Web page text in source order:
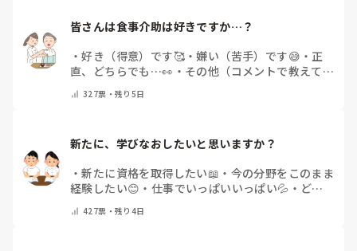
皆さんは食事介助は好きですか…？
・好き（得意）です🥰・嫌い（苦手）です😅 ・ 正
直、どちらでも…👀 ・ その他（コメントで教えてく
327票・残り5日
新たに、学びなおしたいと思いますか？
・新たに資格を取得したい📖 ・ 今の分野をこのまま
経験したい😊 ・ 仕事でいっぱいいっぱい💦 ・ どん
教えてください）
427票・残り4日